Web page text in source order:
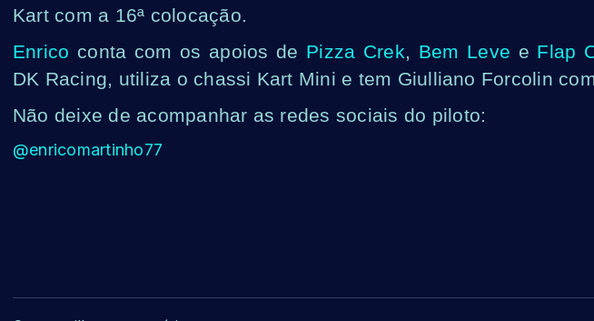
Kart com a 16ª colocação.
Enrico conta com os apoios de Pizza Crek, Bem Leve e Flap
DK Racing, utiliza o chassi Kart Mini e tem Giulliano Forcolin
Não deixe de acompanhar as redes sociais do piloto:
@enricomartinho77